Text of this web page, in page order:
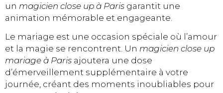
un magicien close up à Paris garantit une
animation mémorable et engageante.
Le mariage est une occasion spéciale où l’amour
et la magie se rencontrent. Un magicien close up
mariage à Paris ajoutera une dose
d’émerveillement supplémentaire à votre
journée, créant des moments inoubliables pour